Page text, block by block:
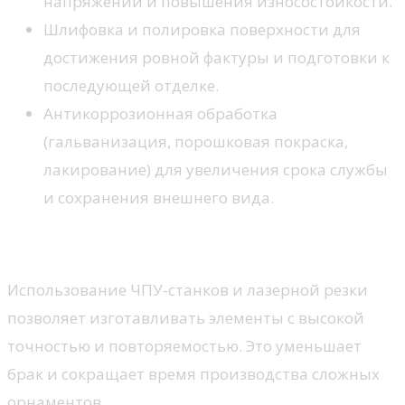
Шлифовка и полировка поверхности для
достижения ровной фактуры и подготовки к
последующей отделке.
Антикоррозионная обработка
(гальванизация, порошковая покраска,
лакирование) для увеличения срока службы
и сохранения внешнего вида.
Использование ЧПУ-станков и лазерной резки
позволяет изготавливать элементы с высокой
точностью и повторяемостью. Это уменьшает
брак и сокращает время производства сложных